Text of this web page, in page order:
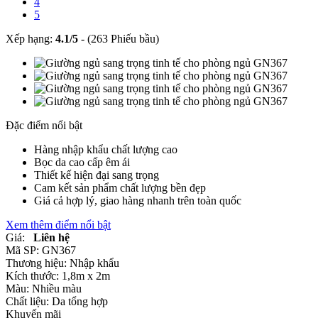
5
Xếp hạng: 4.1/5 - (263 Phiếu bầu)
Đặc điểm nổi bật
Hàng nhập khẩu chất lượng cao
Bọc da cao cấp êm ái
Thiết kế hiện đại sang trọng
Cam kết sản phẩm chất lượng bền đẹp
Giá cả hợp lý, giao hàng nhanh trên toàn quốc
Xem thêm điểm nổi bật
Giá:
Liên hệ
Mã SP: GN367
Thương hiệu: Nhập khẩu
Kích thước: 1,8m x 2m
Màu: Nhiều màu
Chất liệu: Da tổng hợp
Khuyến mãi